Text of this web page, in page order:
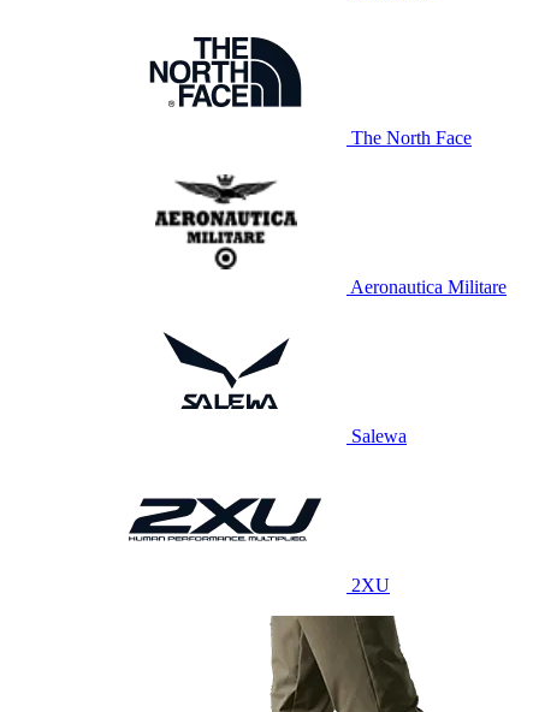
The North Face
Aeronautica Militare
Salewa
2XU